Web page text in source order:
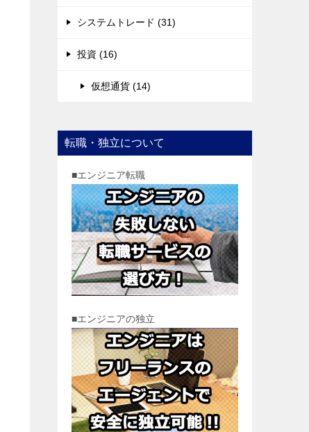
システムトレード (31)
投資 (16)
仮想通貨 (14)
転職・独立について
■エンジニア転職
■エンジニアの独立